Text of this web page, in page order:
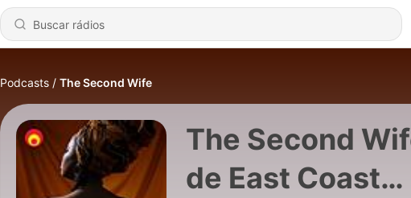
Podcasts The Second Wife
The Second
de East Coast